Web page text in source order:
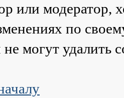
или модератор,
по
не могут удалить